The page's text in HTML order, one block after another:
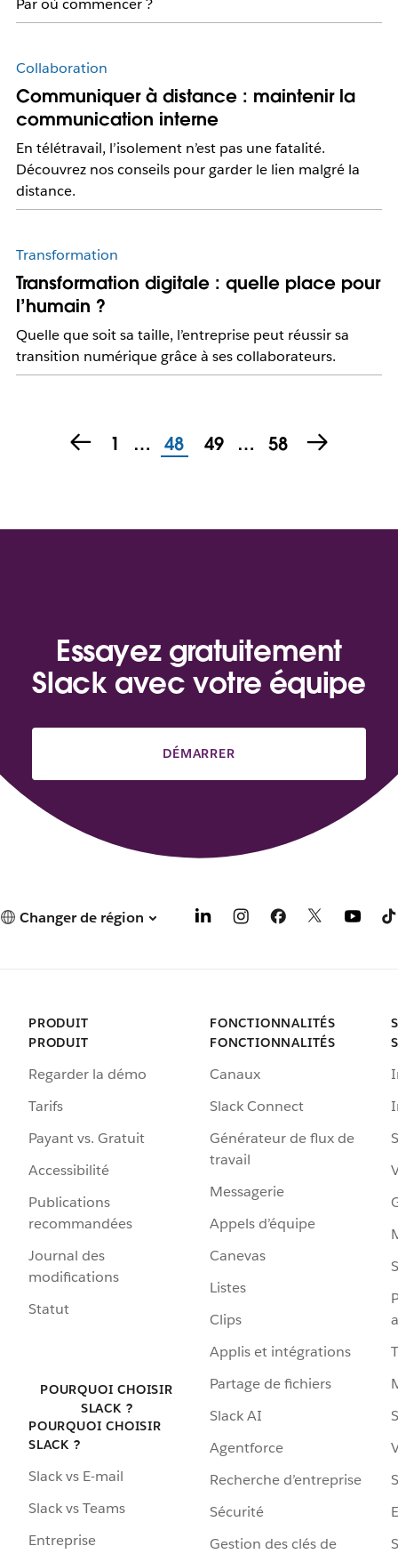
Par où commencer ?
Collaboration
Communiquer à distance : maintenir la
communication interne
En télétravail, l’isolement n’est pas une fatalité.
Découvrez nos conseils pour garder le lien malgré la
distance.
Transformation
Transformation digitale : quelle place pour
l’humain ?
Quelle que soit sa taille, l’entreprise peut réussir sa
transition numérique grâce à ses collaborateurs.
1 … 48 49 … 58
Essayez gratuitement
Slack avec votre équipe
DÉMARRER
Changer de région
PRODUIT
PRODUIT
Regarder la démo
Tarifs
Payant vs. Gratuit
Accessibilité
Publications
recommandées
Journal des
modifications
Statut
POURQUOI CHOISIR
SLACK ?
POURQUOI CHOISIR
SLACK ?
Slack vs E-mail
Slack vs Teams
Entreprise
FONCTIONNALITÉS
FONCTIONNALITÉS
Canaux
Slack Connect
Générateur de flux de
travail
Messagerie
Appels d’équipe
Canevas
Listes
Clips
Applis et intégrations
Partage de fichiers
Slack AI
Agentforce
Recherche d’entreprise
Sécurité
Gestion des clés de